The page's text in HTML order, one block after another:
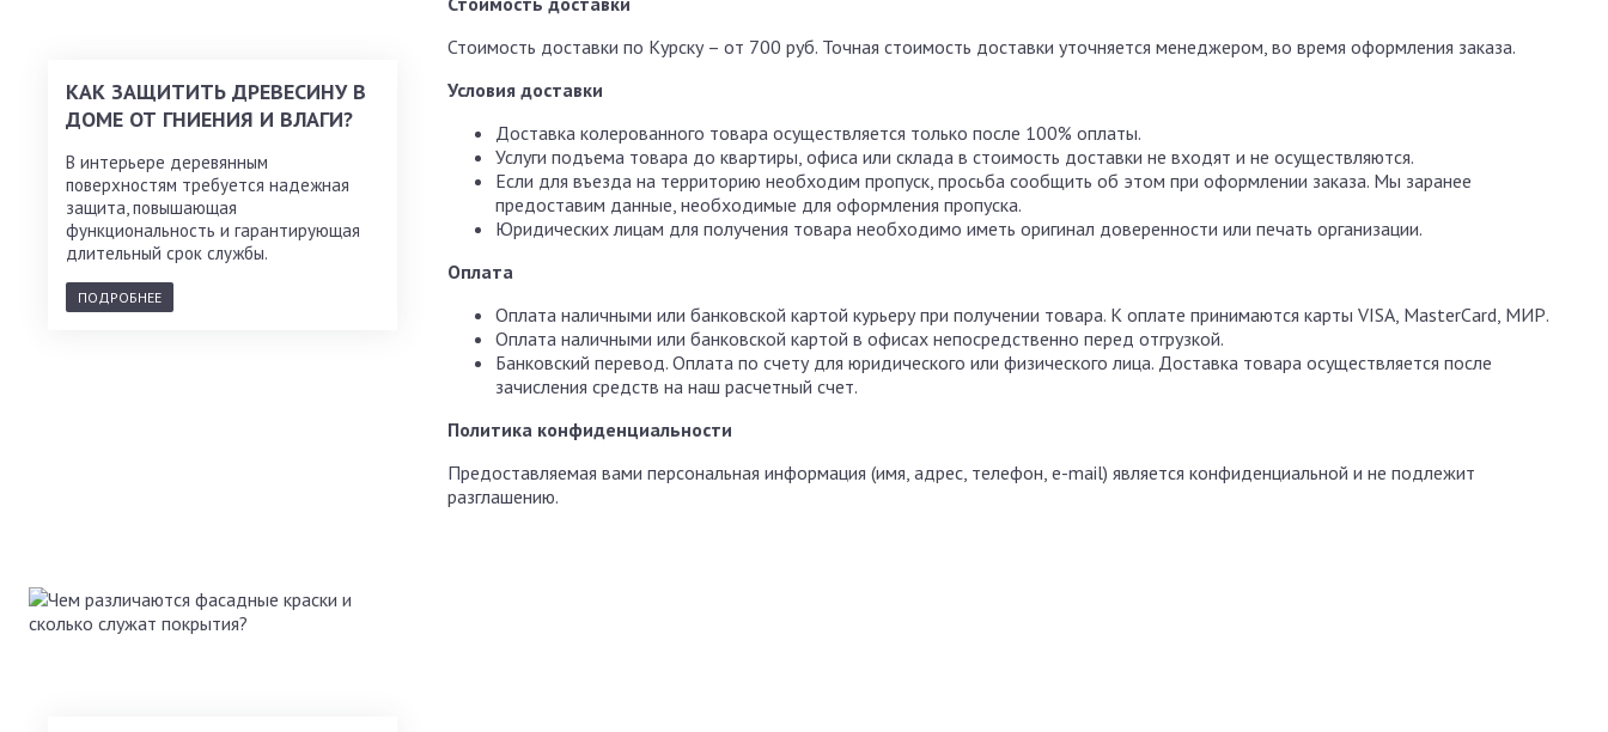
КАК ЗАЩИТИТЬ ДРЕВЕСИНУ В
ДОМЕ ОТ ГНИЕНИЯ И ВЛАГИ?
В интерьере деревянным
поверхностям требуется надежная
защита, повышающая
функциональность и гарантирующая
длительный срок службы.
ПОДРОБНЕЕ
Стоимость доставки по Курску – от 700 руб. Точная стоимость доставки уточняется менеджером, во время оформления заказа.
Условия доставки
Доставка колерованного товара осуществляется только после 100% оплаты.
Услуги подъема товара до квартиры, офиса или склада в стоимость доставки не входят и не осуществляются.
Если для въезда на территорию необходим пропуск, просьба сообщить об этом при оформлении заказа. Мы заранее
предоставим данные, необходимые для оформления пропуска.
Юридических лицам для получения товара необходимо иметь оригинал доверенности или печать организации.
Оплата
Оплата наличными или банковской картой курьеру при получении товара. К оплате принимаются карты VISA, MasterCard, МИР.
Оплата наличными или банковской картой в офисах непосредственно перед отгрузкой.
Банковский перевод. Оплата по счету для юридического или физического лица. Доставка товара осуществляется после
зачисления средств на наш расчетный счет.
Политика конфиденциальности
Предоставляемая вами персональная информация (имя, адрес, телефон, e-mail) является конфиденциальной и не подлежит
разглашению.